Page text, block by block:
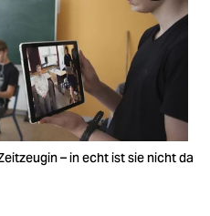
– in echt ist sie nicht da